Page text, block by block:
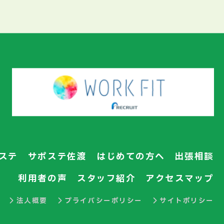
テ サポステ佐渡 はじめての方へ
出張相談
利用者の声
スタッフ紹介 アクセスマップ
法人概要 プライバシーポリシー サイトポリシー